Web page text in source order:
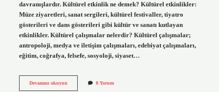
davranışlardır. Kültürel etkinlik ne demek? Kültürel etkinlikler:
Müze ziyaretleri, sanat sergileri, kültürel festivaller, tiyatro
gösterileri ve dans gösterileri gibi kültür ve sanatı kutlayan
etkinlikler. Kültürel çalışmalar nelerdir? Kültürel çalışmalar;
antropoloji, medya ve iletişim çalışmaları, edebiyat çalışmaları,
eğitim, coğrafya, felsefe, sosyoloji, siyaset…
Devamını okuyunFarklı
8 Yorum